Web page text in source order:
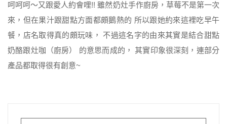
呵呵呵～又跟愛人約會哩!! 雖然奶灶手作廚房，草莓不是第一次
來，但在果汁跟甜點方面都頗鵝熱的 所以跟她約來這裡吃早午
餐，店名取得真的頗玩味， 不過這名字的由來其實是結合甜點
奶酪跟灶咖（廚房） 的意思而成的， 其實印象很深刻，連部分
產品都取得很有創意~